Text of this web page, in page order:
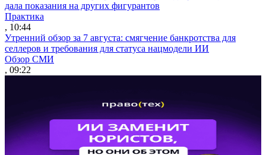
дала показания на других фигурантов
Практика
, 10:44
Утренний обзор за 7 августа: смягчение банкротства для
селлеров и требования для статуса нацмодели ИИ
Обзор СМИ
, 09:22